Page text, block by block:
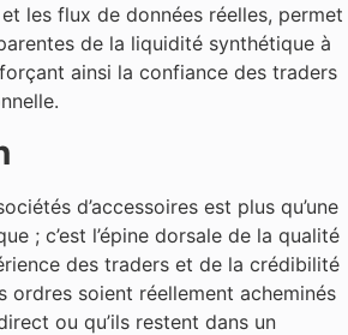
les flux de données réelles, permet
de la liquidité synthétique à
ainsi la confiance des traders
d’accessoires est plus qu’une
; c’est l’épine dorsale de la qualité
des traders et de la crédibilité
ordres soient réellement acheminés
ou qu’ils restent dans un